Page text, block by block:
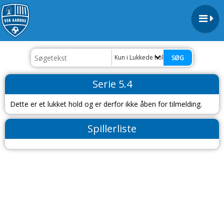
Kun i Lukkede hold - herrer
Serie 5.4
Dette er et lukket hold og er derfor ikke åben for tilmelding.
Spillerliste